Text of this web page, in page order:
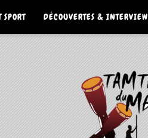
DÉCOUVERTES & INTERVIEW